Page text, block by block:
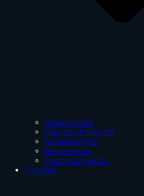
Hakkımızda
Misyon ve Vizyon
İştiraklerimiz
Bayilerimiz
İnsan Kaynakları
Ürünler